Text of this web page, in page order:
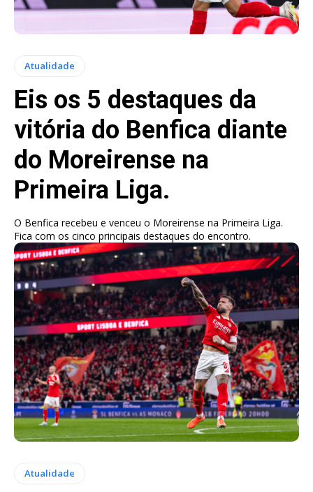
Atualidade
Eis os 5 destaques da
vitória do Benfica diante
do Moreirense na
Primeira Liga.
O Benfica recebeu e venceu o Moreirense na Primeira Liga.
Fica com os cinco principais destaques do encontro.
Atualidade